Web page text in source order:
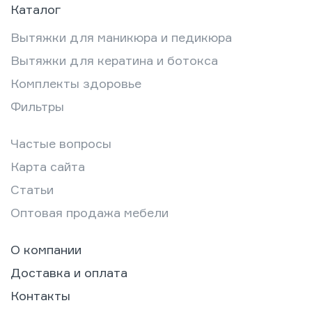
Каталог
Вытяжки для маникюра и педикюра
Вытяжки для кератина и ботокса
Комплекты здоровье
Фильтры
Частые вопросы
Карта сайта
Статьи
Оптовая продажа мебели
О компании
Доставка и оплата
Контакты